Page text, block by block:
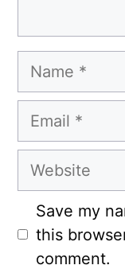
Name
Email
Website
Save my
this
comment.